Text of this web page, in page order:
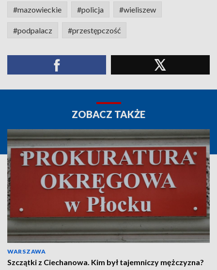
#mazowieckie #policja #wieliszew
#podpalacz #przestępczość
ZOBACZ TAKŻE
WARSZAWA
Szczątki z Ciechanowa. Kim był tajemniczy mężczyzna?